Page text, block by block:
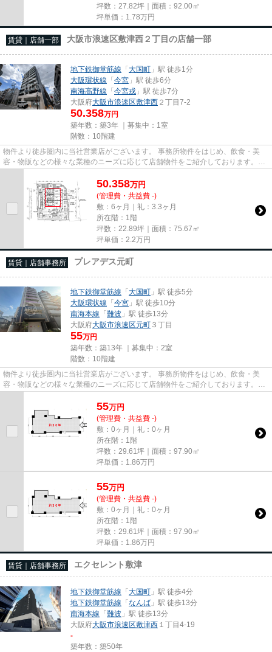
坪数：27.82坪｜面積：92.00㎡
坪単価： 1.78万円
賃貸｜店舗一部 大阪市浪速区敷津西２丁目の店舗一部
地下鉄御堂筋線 「大国町 」駅 徒歩1分
大阪環状線 「今宮 」駅 徒歩6分
南海高野線 「今宮戎 」駅 徒歩7分
大阪府大阪市浪速区敷津西 ２丁目7-2
50.358万円
築年数：築3年 ｜募集中： 1室
階数：10階建
物件より徒歩圏内に当社営業店がございます。 事務所物件をはじめ、飲食・美
容・物販などの様々な業種のニーズに応じて店舗物件をご紹介しております。
尚、弊社ではおとり広告は一切...
50.358万円
(管理費・共益費 -)
敷：6ヶ月｜礼：3.3ヶ月
所在階：1階
坪数：22.89坪｜面積：75.67㎡
坪単価： 2.2万円
賃貸｜店舗事務所 プレアデス元町
地下鉄御堂筋線 「大国町 」駅 徒歩5分
大阪環状線 「今宮 」駅 徒歩10分
南海本線 「難波 」駅 徒歩13分
大阪府大阪市浪速区元町 ３丁目
55万円
築年数：築13年 ｜募集中： 2室
階数：10階建
物件より徒歩圏内に当社営業店がございます。 事務所物件をはじめ、飲食・美
容・物販などの様々な業種のニーズに応じて店舗物件をご紹介しております。
尚、弊社ではおとり広告は一切...
55万円
(管理費・共益費 -)
敷：0ヶ月｜礼：0ヶ月
所在階：1階
坪数：29.61坪｜面積：97.90㎡
坪単価： 1.86万円
55万円
(管理費・共益費 -)
敷：0ヶ月｜礼：0ヶ月
所在階：1階
坪数：29.61坪｜面積：97.90㎡
坪単価： 1.86万円
賃貸｜店舗事務所 エクセレント敷津
地下鉄御堂筋線 「大国町 」駅 徒歩4分
地下鉄御堂筋線 「なんば 」駅 徒歩13分
南海本線 「難波 」駅 徒歩13分
大阪府大阪市浪速区敷津西 １丁目4-19
-
築年数：築50年